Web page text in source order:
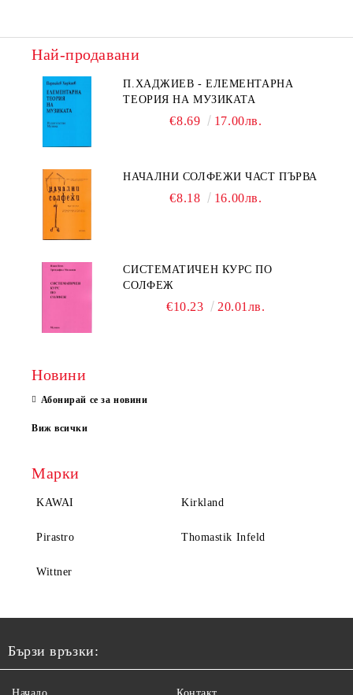
Най-продавани
П.ХАДЖИЕВ - ЕЛЕМЕНТАРНА
ТЕОРИЯ НА МУЗИКАТА
€8.69 17.00лв.
НАЧАЛНИ СОЛФЕЖИ ЧАСТ ПЪРВА
€8.18 16.00лв.
СИСТЕМАТИЧЕН КУРС ПО
СОЛФЕЖ
€10.23 20.01лв.
Новини
Абонирай се за новини
Виж всички
Марки
KAWAI Kirkland
Pirastro Thomastik Infeld
Wittner
Бързи връзки: